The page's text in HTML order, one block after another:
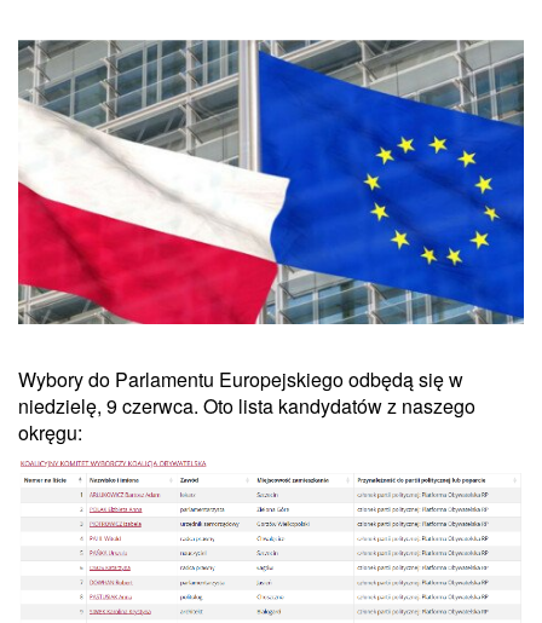
Wybory do Parlamentu Europejskiego odbędą się w
niedzielę, 9 czerwca. Oto lista kandydatów z naszego
okręgu: